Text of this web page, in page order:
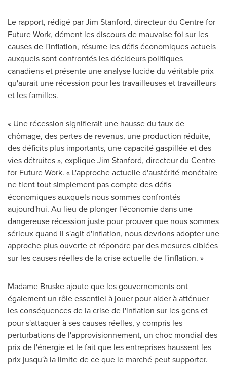
Le rapport, rédigé parJim Stanford, directeur du Centre for
Future Work, dément les discours de mauvaise foi sur les
causes de l'inflation, résume les défis économiques actuels
auxquels sont confrontés les décideurs politiques
canadiens et présente une analyse lucide du véritable prix
qu'aurait une récession pour les travailleuses et travailleurs
et les familles.
« Une récession signifierait une hausse du taux de
chômage, des pertes de revenus, une production réduite,
des déficits plus importants, une capacité gaspillée et des
vies détruites », expliqueJim Stanford, directeur du Centre
for Future Work. « L'approche actuelle d'austérité monétaire
ne tient tout simplement pas compte des défis
économiques auxquels nous sommes confrontés
aujourd'hui. Au lieu de plonger l'économie dans une
dangereuse récession juste pour prouver que nous sommes
sérieux quand il s'agit d'inflation, nous devrions adopter une
approche plus ouverte et répondre par des mesures ciblées
sur les causes réelles de la crise actuelle de l'inflation. »
Madame Bruske ajoute que les gouvernements ont
également un rôle essentiel à jouer pour aider à atténuer
les conséquences de la crise de l'inflation sur les gens et
pour s'attaquer à ses causes réelles, y compris les
perturbations de l'approvisionnement, un choc mondial des
prix de l'énergie et le fait que les entreprises haussent les
prix jusqu'à la limite de ce que le marché peut supporter.